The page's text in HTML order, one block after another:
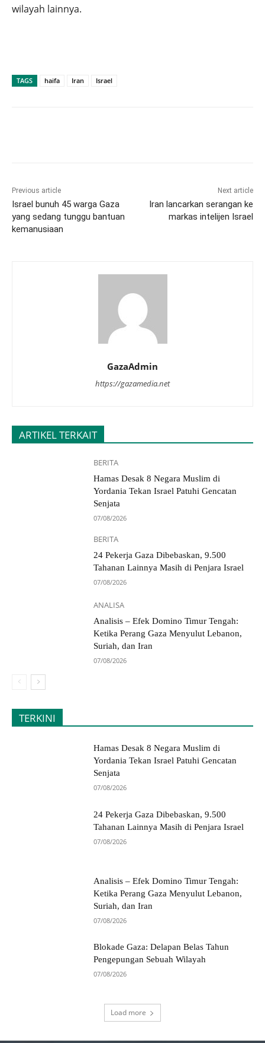
wilayah lainnya.
TAGS haifa Iran Israel
Previous article
Israel bunuh 45 warga Gaza
yang sedang tunggu bantuan
kemanusiaan
Next article
Iran lancarkan serangan ke
markas intelijen Israel
GazaAdmin
https://gazamedia.net
ARTIKEL TERKAIT
BERITA
Hamas Desak 8 Negara Muslim di
Yordania Tekan Israel Patuhi Gencatan
Senjata
07/08/2026
BERITA
24 Pekerja Gaza Dibebaskan, 9.500
Tahanan Lainnya Masih di Penjara Israel
07/08/2026
ANALISA
Analisis – Efek Domino Timur Tengah:
Ketika Perang Gaza Menyulut Lebanon,
Suriah, dan Iran
07/08/2026
TERKINI
Hamas Desak 8 Negara Muslim di
Yordania Tekan Israel Patuhi Gencatan
Senjata
07/08/2026
24 Pekerja Gaza Dibebaskan, 9.500
Tahanan Lainnya Masih di Penjara Israel
07/08/2026
Analisis – Efek Domino Timur Tengah:
Ketika Perang Gaza Menyulut Lebanon,
Suriah, dan Iran
07/08/2026
Blokade Gaza: Delapan Belas Tahun
Pengepungan Sebuah Wilayah
07/08/2026
Load more